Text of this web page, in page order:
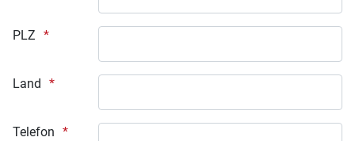
PLZ
Land
Telefon